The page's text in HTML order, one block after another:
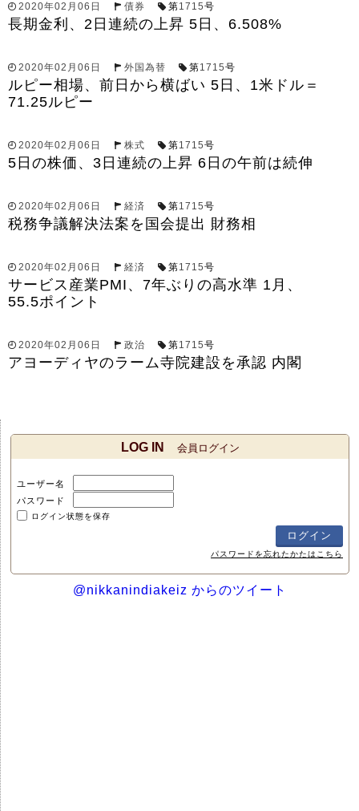
2020年02月06日 債券 第1715号
長期金利、2日連続の上昇 5日、6.508%
2020年02月06日 外国為替 第1715号
ルピー相場、前日から横ばい 5日、1米ドル＝
71.25ルピー
2020年02月06日 株式 第1715号
5日の株価、3日連続の上昇 6日の午前は続伸
2020年02月06日 経済 第1715号
税務争議解決法案を国会提出 財務相
2020年02月06日 経済 第1715号
サービス産業PMI、7年ぶりの高水準 1月、
55.5ポイント
2020年02月06日 政治 第1715号
アヨーディヤのラーム寺院建設を承認 内閣
LOG IN 会員ログイン
ユーザー名
パスワード
ログイン状態を保存
パスワードを忘れたかたはこちら
@nikkanindiakeiz からのツイート